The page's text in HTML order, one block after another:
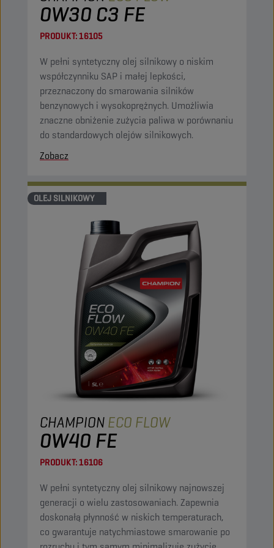
0W30 C3 FE
PRODUKT:16105
W pełni syntetyczny olej silnikowy o niskim
współczynniku SAP i małej lepkości,
przeznaczony do smarowania silników
benzynowych i wysokoprężnych. Umożliwia
znaczne obniżenie zużycia paliwa w porównaniu
do standardowych olejów silnikowych.
Zobacz
OLEJ SILNIKOWY
CHAMPIONECO FLOW
0W40 FE
PRODUKT:16106
W pełni syntetyczny olej silnikowy najnowszej
generacji o wielu zastosowaniach. Zapewnia
doskonałą płynność w niskich temperaturach,
co gwarantuje natychmiastowe smarowanie po